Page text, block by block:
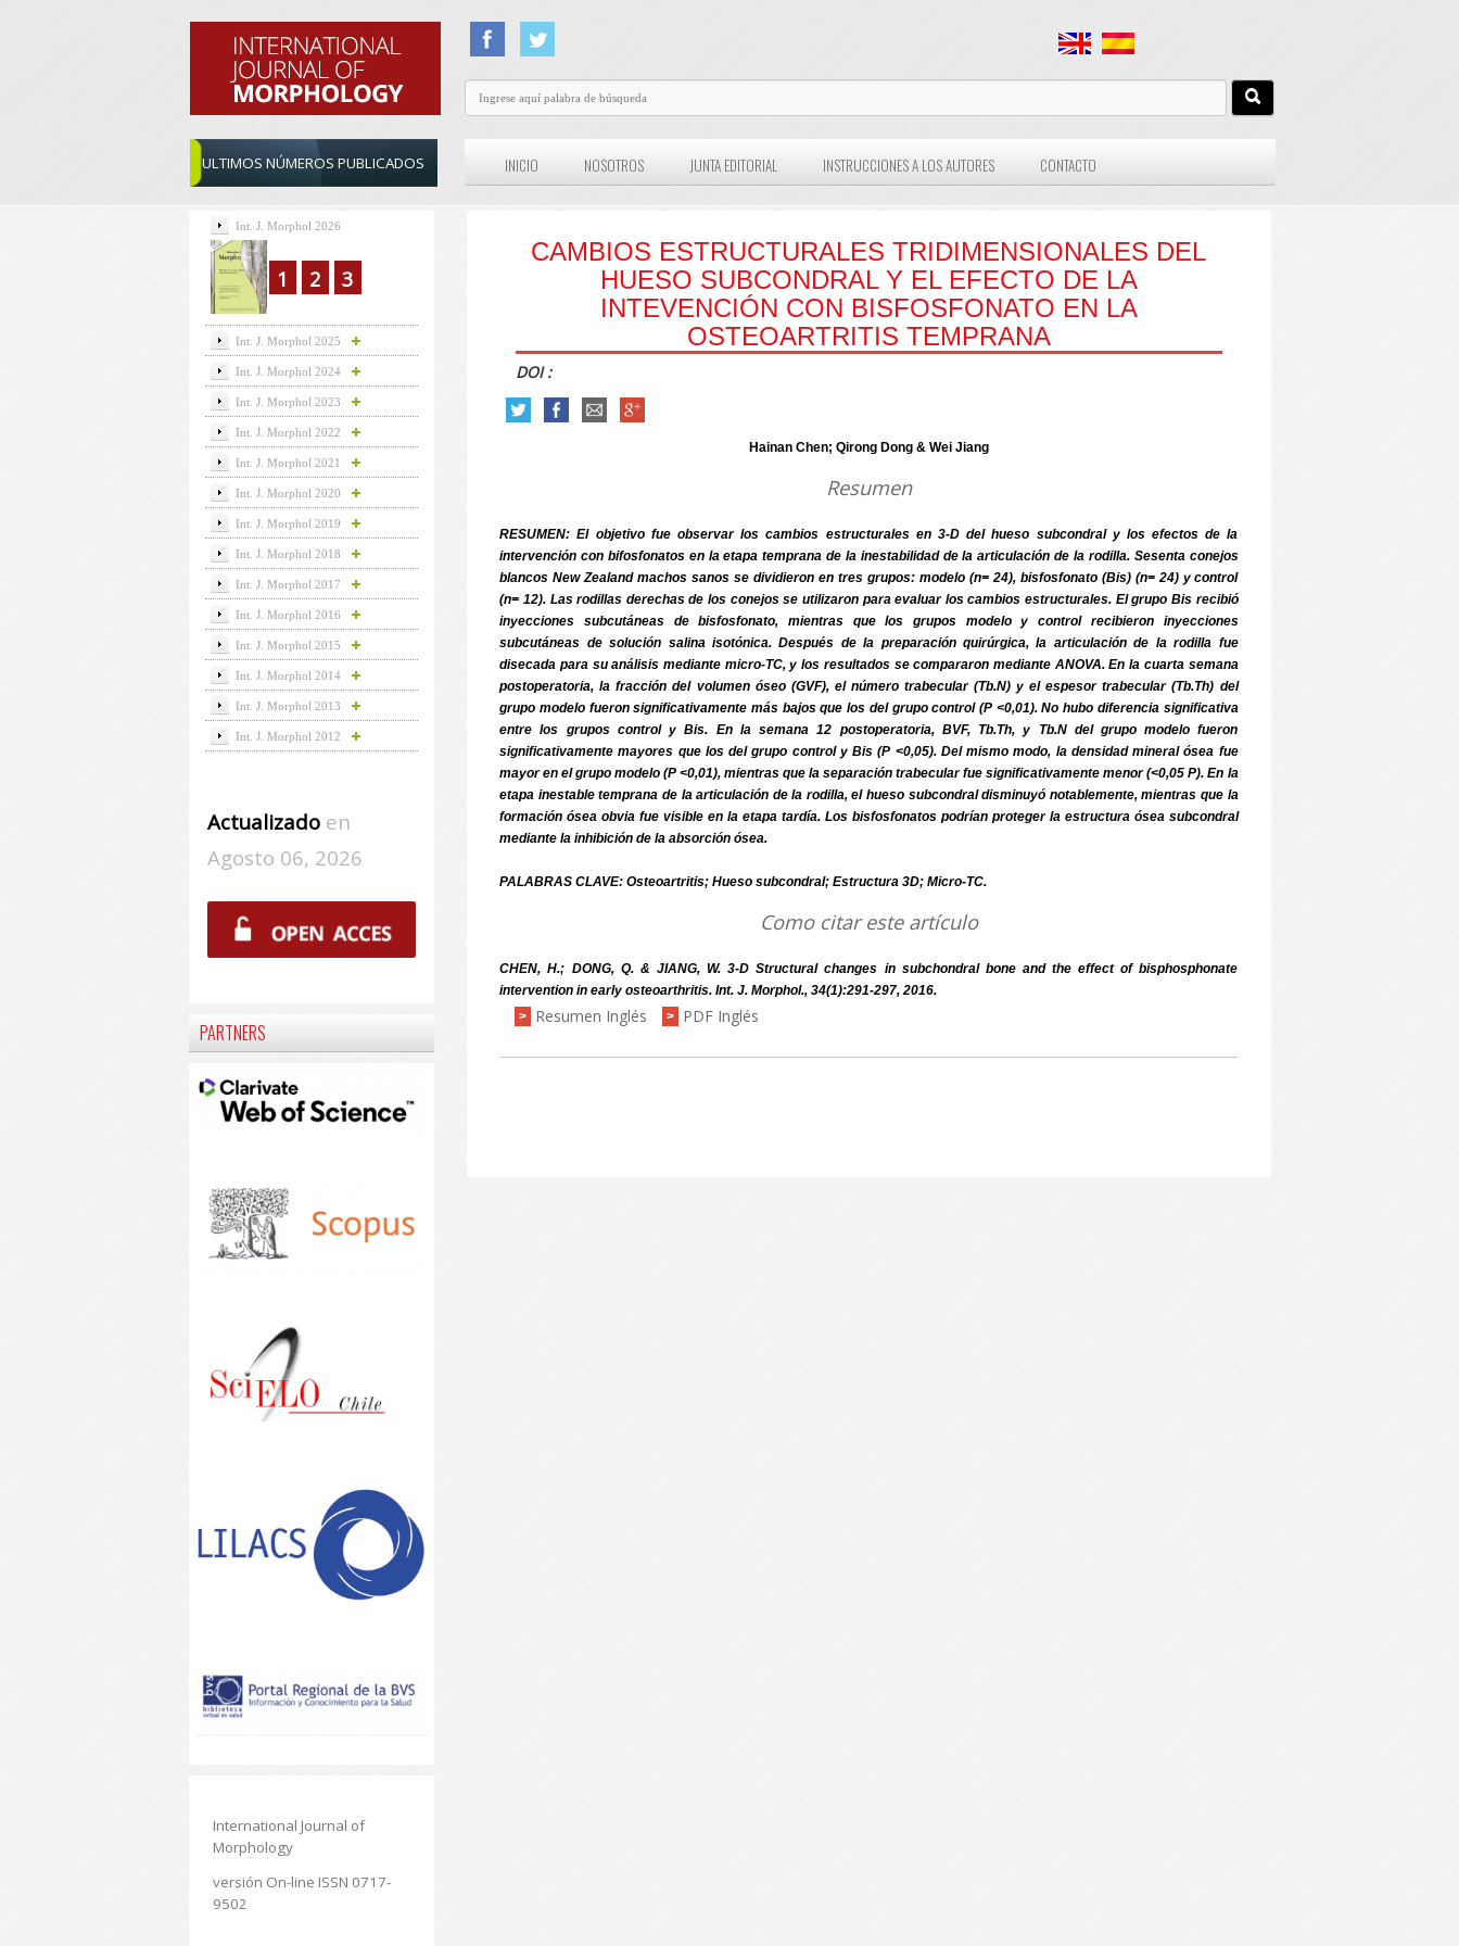
ULTIMOS NÚMEROS PUBLICADOS INICIO NOSOTROS JUNTA EDITORIAL INSTRUCCIONES A LOS AUTORES CONTACTO
CAMBIOS ESTRUCTURALES TRIDIMENSIONALES DEL
HUESO SUBCONDRAL Y EL EFECTO DE LA
INTEVENCIÓN CON BISFOSFONATO EN LA
OSTEOARTRITIS TEMPRANA
DOI :
Hainan Chen; Qirong Dong & Wei Jiang
Resumen
RESUMEN: El objetivo fue observar los cambios estructurales en 3-D del hueso subcondral y los efectos de la
intervención con bifosfonatos en la etapa temprana de la inestabilidad de la articulación de la rodilla. Sesenta conejos
blancos New Zealand machos sanos se dividieron en tres grupos: modelo (n= 24), bisfosfonato (Bis) (n= 24) y control
(n= 12). Las rodillas derechas de los conejos se utilizaron para evaluar los cambios estructurales. El grupo Bis recibió
inyecciones subcutáneas de bisfosfonato, mientras que los grupos modelo y control recibieron inyecciones
subcutáneas de solución salina isotónica. Después de la preparación quirúrgica, la articulación de la rodilla fue
disecada para su análisis mediante micro-TC, y los resultados se compararon mediante ANOVA. En la cuarta semana
postoperatoria, la fracción del volumen óseo (GVF), el número trabecular (Tb.N) y el espesor trabecular (Tb.Th) del
grupo modelo fueron significativamente más bajos que los del grupo control (P <0,01). No hubo diferencia significativa
entre los grupos control y Bis. En la semana 12 postoperatoria, BVF, Tb.Th, y Tb.N del grupo modelo fueron
significativamente mayores que los del grupo control y Bis (P <0,05). Del mismo modo, la densidad mineral ósea fue
mayor en el grupo modelo (P <0,01), mientras que la separación trabecular fue significativamente menor (<0,05 P). En la
etapa inestable temprana de la articulación de la rodilla, el hueso subcondral disminuyó notablemente, mientras que la
formación ósea obvia fue visible en la etapa tardía. Los bisfosfonatos podrían proteger la estructura ósea subcondral
mediante la inhibición de la absorción ósea.
PALABRAS CLAVE: Osteoartritis; Hueso subcondral; Estructura 3D; Micro-TC.
Como citar este artículo
CHEN, H.; DONG, Q. & JIANG, W. 3-D Structural changes in subchondral bone and the effect of bisphosphonate
intervention in early osteoarthritis. Int. J. Morphol., 34(1):291-297, 2016.
>
Resumen Inglés > PDF Inglés
Int. J. Morphol 2026
1 2 3
Int. J. Morphol 2025
Int. J. Morphol 2024
Int. J. Morphol 2023
Int. J. Morphol 2022
Int. J. Morphol 2021
Int. J. Morphol 2020
Int. J. Morphol 2019
Int. J. Morphol 2018
Int. J. Morphol 2017
Int. J. Morphol 2016
Int. J. Morphol 2015
Int. J. Morphol 2014
Int. J. Morphol 2013
Int. J. Morphol 2012
Actualizadoen
Agosto 06, 2026
PARTNERS
International Journal of
Morphology
versión On-line ISSN 0717-
9502